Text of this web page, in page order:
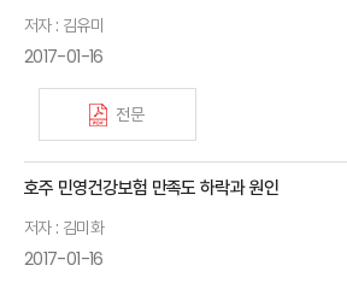
저자 : 김유미
2017-01-16
전문
호주 민영건강보험 만족도 하락과 원인
저자 : 김미화
2017-01-16